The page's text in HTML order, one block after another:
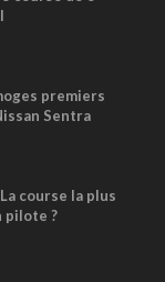
premiers
Sentra
course la plus
pilote ?